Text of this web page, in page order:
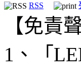
RSS
【免責
1、「